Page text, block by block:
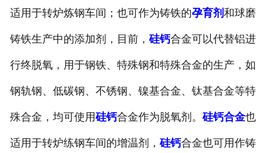
适用于转炉炼钢车间；也可作为铸铁的孕育剂和球磨
铸铁生产中的添加剂，目前，硅钙合金可以代替铝进
行终脱氧，用于钢铁、特殊钢和特殊合金的生产，如
钢轨钢、低碳钢、不锈钢、镍基合金、钛基合金等特
殊合金，均可使用硅钙合金作为脱氧剂。硅钙合金也
适用于转炉练钢车间的增温剂，硅钙合金也可用作铸